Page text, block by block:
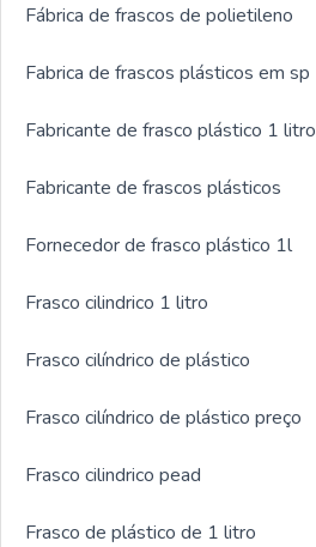
Fábrica de frascos de polietileno
Fabrica de frascos plásticos em sp
Fabricante de frasco plástico 1 litro
Fabricante de frascos plásticos
Fornecedor de frasco plástico 1l
Frasco cilindrico 1 litro
Frasco cilíndrico de plástico
Frasco cilíndrico de plástico preço
Frasco cilindrico pead
Frasco de plástico de 1 litro